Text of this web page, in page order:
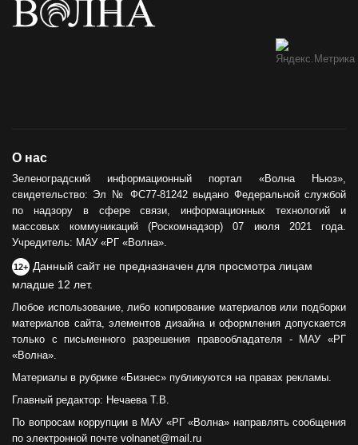
О нас
Зеленоградский информационный портал «Волна Ньюз»,
свидетельство: Эл № ФС77-81242 выдано Федеральной службой
по надзору в сфере связи, информационных технологий и
массовых коммуникаций (Роскомнадзор) 07 июля 2021 года.
Учредитель: МАУ «РГ «Волна».
12+ Данный сайт не предназначен для просмотра лицам
младше 12 лет.
Любое использование, либо копирование материалов или подборки
материалов сайта, элементов дизайна и оформления допускается
только с письменного разрешения правообладателя - МАУ «РГ
«Волна».
Материалы в рубрике «Бизнес» публикуются на правах рекламы.
Главный редактор: Нечаева Т.В.
По вопросам коррупции в МАУ «РГ «Волна» направлять сообщения
по электронной почте volnanet@mail.ru